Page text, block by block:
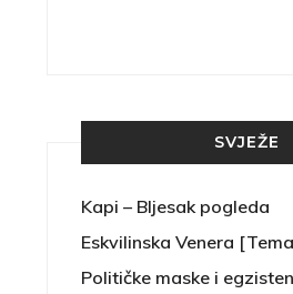
SVJEŽE
Kapi – Bljesak pogleda
Eskvilinska Venera
Političke maske i